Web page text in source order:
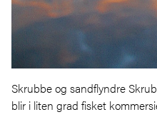
Skrubbe og sandflyndre
blir i liten grad fisket